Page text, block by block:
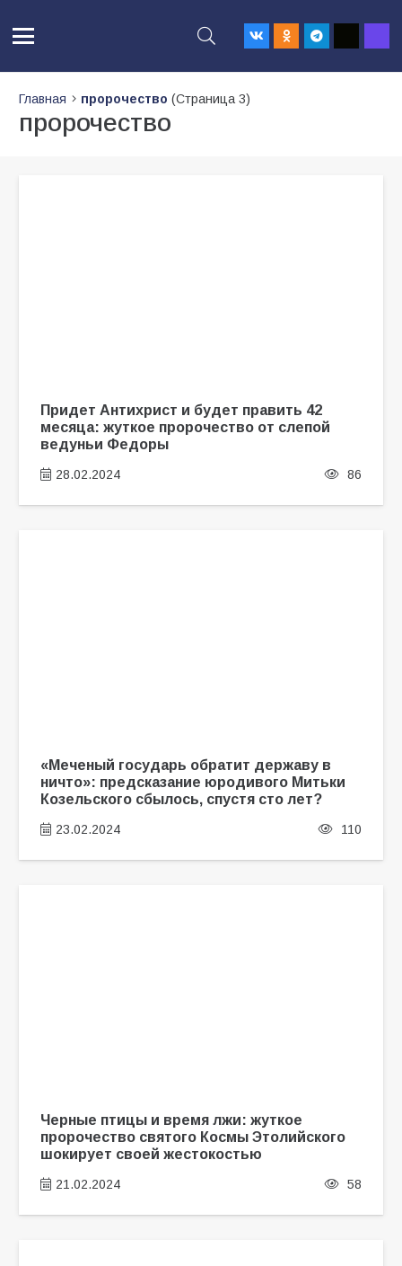
Главная пророчество (Страница 3)
пророчество
Придет Антихрист и будет править 42
месяца: жуткое пророчество от слепой
ведуньи Федоры
28.02.2024 86
«Меченый государь обратит державу в
ничто»: предсказание юродивого Митьки
Козельского сбылось, спустя сто лет?
23.02.2024 110
Черные птицы и время лжи: жуткое
пророчество святого Космы Этолийского
шокирует своей жестокостью
21.02.2024 58